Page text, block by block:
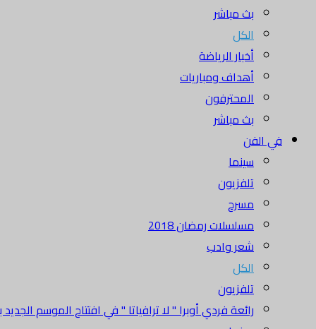
بث مباشر
الكل
أخبار الرياضة
أهداف ومباريات
المحترفون
بث مباشر
في الفن
سينما
تلفزيون
مسرح
مسلسلات رمضان 2018
شعر وادب
الكل
تلفزيون
رائعة فردي أوبرا " لا ترافياتا " في افتتاح الموسم الجديد